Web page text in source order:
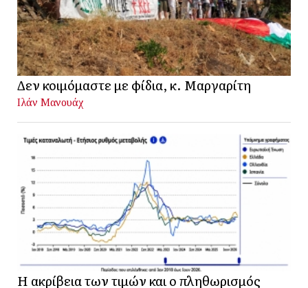
Δεν κοιμόμαστε με φίδια, κ. Μαργαρίτη
Ιλάν Μανουάχ
Η ακρίβεια των τιμών και ο πληθωρισμός